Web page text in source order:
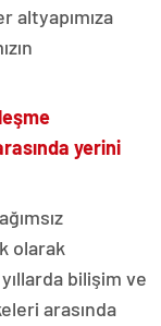
altyapımıza
yerini
olarak
bilişim ve
arasında